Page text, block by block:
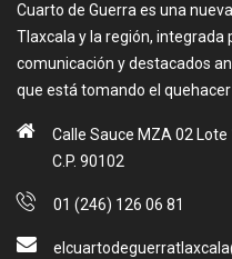
Cuarto de Guerra es una
Tlaxcala y la región, integrada
comunicación y destacados
que está tomando el
Calle Sauce MZA 02 Lote
C.P. 90102
01 (246) 126 06 81